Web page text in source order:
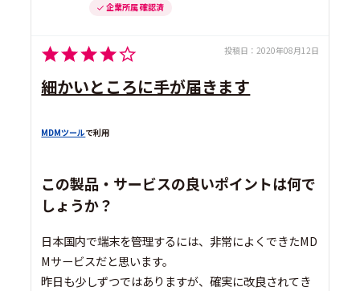
企業所属 確認済
投稿日： 2020年08月12日
細かいところに手が届きます
MDMツールで利用
この製品・サービスの良いポイントは何で
しょうか？
日本国内で端末を管理するには、非常によくできたMD
Mサービスだと思います。
昨日も少しずつではありますが、確実に改良されてき